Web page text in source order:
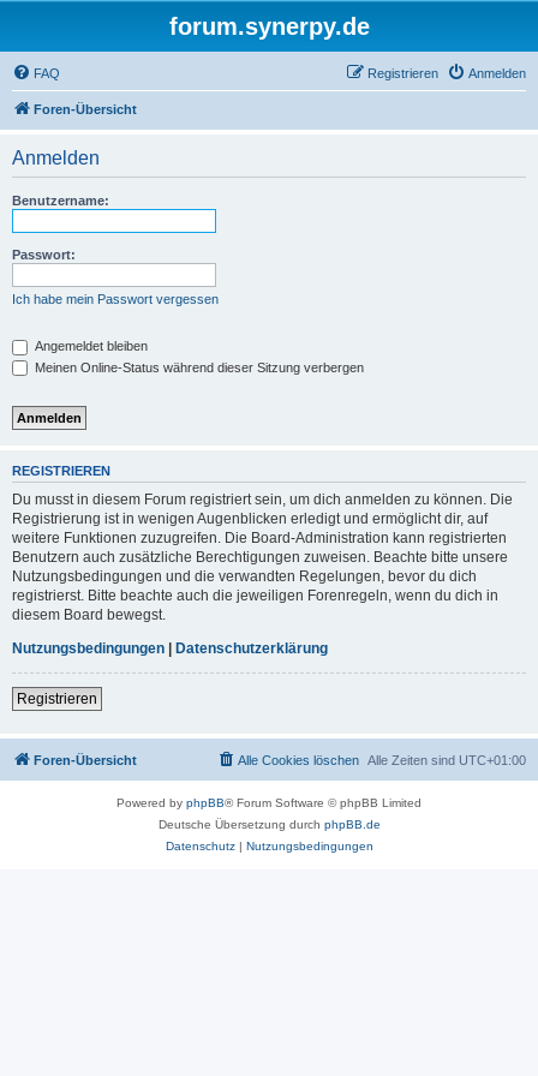
forum.synerpy.de
FAQ Anmelden
Registrieren
Foren-Übersicht
Anmelden
Benutzername:
Passwort:
Ich habe mein Passwort vergessen
Angemeldet bleiben
Meinen Online-Status während dieser Sitzung verbergen
REGISTRIEREN
Du musst in diesem Forum registriert sein, um dich anmelden zu können. Die
Registrierung ist in wenigen Augenblicken erledigt und ermöglicht dir, auf
weitere Funktionen zuzugreifen. Die Board-Administration kann registrierten
Benutzern auch zusätzliche Berechtigungen zuweisen. Beachte bitte unsere
Nutzungsbedingungen und die verwandten Regelungen, bevor du dich
registrierst. Bitte beachte auch die jeweiligen Forenregeln, wenn du dich in
diesem Board bewegst.
Nutzungsbedingungen | Datenschutzerklärung
Registrieren
Foren-Übersicht Alle Zeiten sind UTC+01:00
Alle Cookies löschen
Powered by phpBB® Forum Software © phpBB Limited
Deutsche Übersetzung durch phpBB.de
Datenschutz| Nutzungsbedingungen